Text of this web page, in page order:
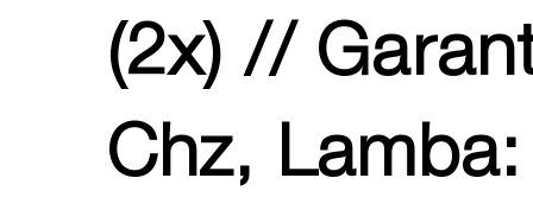
(2x) //
Chz,